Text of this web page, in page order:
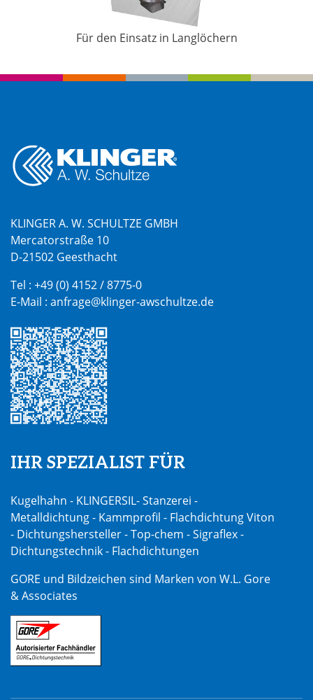
Für den Einsatz in Langlöchern
KLINGER A. W. SCHULTZE GMBH
Mercatorstraße 10
D-21502 Geesthacht
Tel : +49 (0) 4152 / 8775-0
E-Mail : anfrage@klinger-awschultze.de
IHR SPEZIALIST FÜR
Kugelhahn - KLINGERSIL- Stanzerei -
Metalldichtung - Kammprofil - Flachdichtung Viton
- Dichtungshersteller - Top-chem - Sigraflex -
Dichtungstechnik - Flachdichtungen
GORE und Bildzeichen sind Marken von W.L. Gore
& Associates